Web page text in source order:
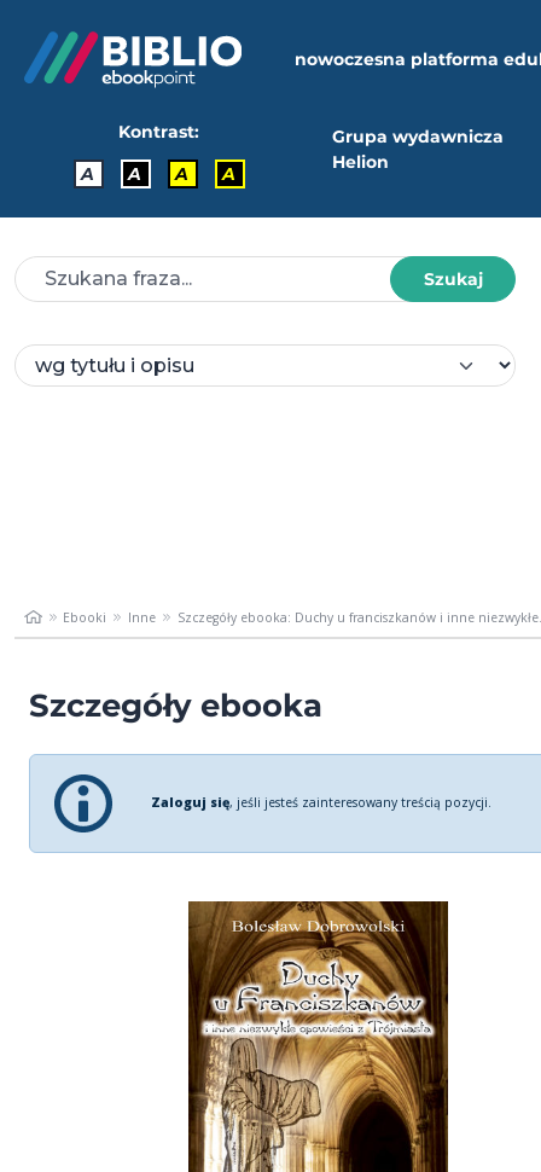
nowoczesna platforma
Kontrast:
A
A A A
Grupa wydawnicza
Helion
Szukaj
Ebooki Inne Szczegóły ebooka: Duchy u franciszkanów i inne
Szczegóły ebooka
Zaloguj się, jeśli jesteś zainteresowany treścią pozycji.